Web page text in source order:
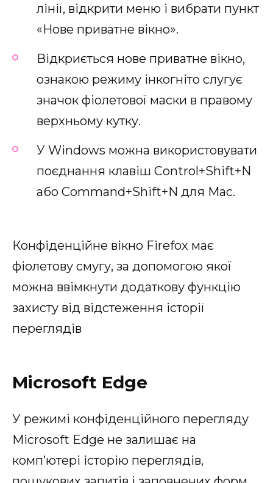
лінії, відкрити меню і вибрати пункт
«Нове приватне вікно».
Відкриється нове приватне вікно,
ознакою режиму інкогніто слугує
значок фіолетової маски в правому
верхньому кутку.
У Windows можна використовувати
поєднання клавіш Control+Shift+N
або Command+Shift+N для Mac.
Конфіденційне вікно Firefox має
фіолетову смугу, за допомогою якої
можна ввімкнути додаткову функцію
захисту від відстеження історії
переглядів
Microsoft Edge
У режимі конфіденційного перегляду
Microsoft Edge не залишає на
комп’ютері історію переглядів,